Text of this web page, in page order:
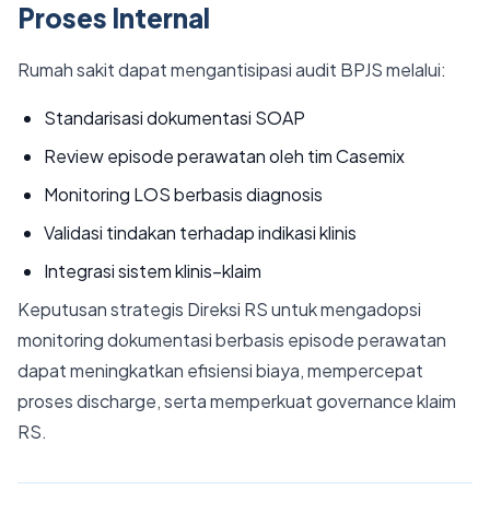
Proses Internal
Rumah sakit dapat mengantisipasi audit BPJS melalui:
Standarisasi dokumentasi SOAP
Review episode perawatan oleh tim Casemix
Monitoring LOS berbasis diagnosis
Validasi tindakan terhadap indikasi klinis
Integrasi sistem klinis–klaim
Keputusan strategis Direksi RS untuk mengadopsi
monitoring dokumentasi berbasis episode perawatan
dapat meningkatkan efisiensi biaya, mempercepat
proses discharge, serta memperkuat governance klaim
RS.